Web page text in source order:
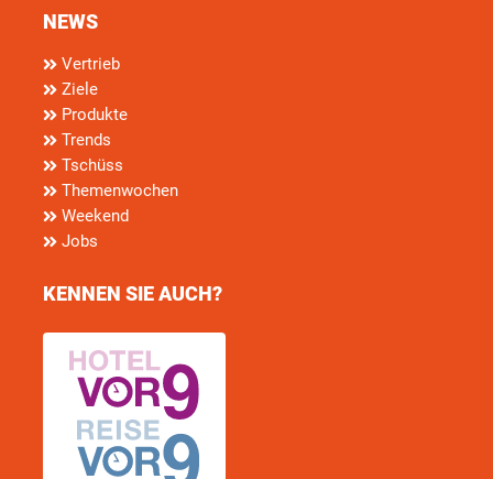
NEWS
Vertrieb
Ziele
Produkte
Trends
Tschüss
Themenwochen
Weekend
Jobs
KENNEN SIE AUCH?